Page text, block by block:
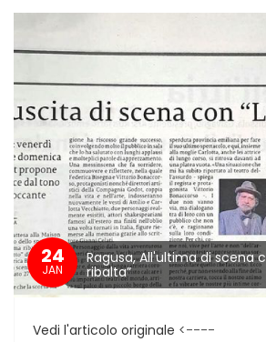
24
JAN
Ragusa, All'ultima di scena
ribalta”
Vedi l'articolo originale <----